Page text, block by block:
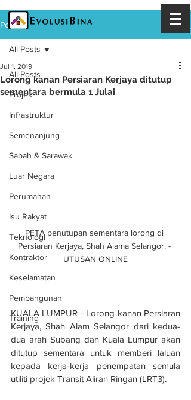
Post
All Posts
Projek
Infrastruktur
Semenanjung
Sabah & Sarawak
Luar Negara
Perumahan
Isu Rakyat
Teknologi
Kontraktor
Keselamatan
Pembangunan
Training
All Posts
Lorong kanan Persiaran Kerjaya ditutup
sementara bermula 1 Julai
Jul 1, 2019
PETA penutupan sementara lorong di
Persiaran Kerjaya, Shah Alama Selangor. -
UTUSAN ONLINE
KUALA LUMPUR - Lorong kanan Persiaran
Kerjaya, Shah Alam Selangor dari kedua-
dua arah Subang dan Kuala Lumpur akan
ditutup sementara untuk memberi laluan
kepada kerja-kerja penempatan semula
utiliti projek Transit Aliran Ringan (LRT3).